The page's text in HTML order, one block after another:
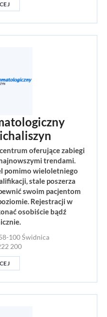
oferujące zabiegi
trendami.
pomimo wieloletniego
stale poszerza
swoim pacjentom
Rejestracji w
osobiście bądź
100 Świdnica
200